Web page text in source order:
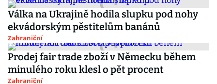
Válka na Ukrajině hodila slupku pod nohy
ekvádorským pěstitelům banánů
Zahraniční
Prodej fair trade zboží v Německu během
minulého roku klesl o pět procent
Zahraniční